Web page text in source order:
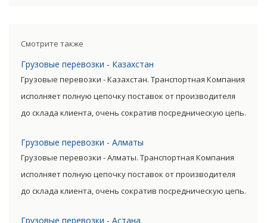
непосредственному
Смотрите также
Грузовые перевозки - Казахстан
Грузовые перевозки - Казахстан. Транспортная Компания
исполняет полную цепочку поставок от производителя
до склада клиента, очень сократив посредническую цепь.
затраты, существенно снизив уровень итоговой цены
товара.
Грузовые перевозки - Алматы
Грузовые перевозки - Алматы. Транспортная Компания
исполняет полную цепочку поставок от производителя
до склада клиента, очень сократив посредническую цепь.
Грузовые перевозки - Астана